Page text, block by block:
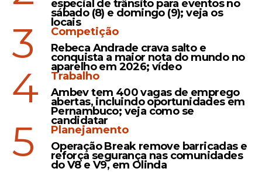
especial de trânsito para eventos no
sábado (8) e domingo (9); veja os
locais
3
Competição
Rebeca Andrade crava salto e
conquista a maior nota do mundo no
aparelho em 2026; vídeo
4
Trabalho
Ambev tem 400 vagas de emprego
abertas, incluindo oportunidades em
Pernambuco; veja como se
candidatar
5
Planejamento
Operação Break remove barricadas e
reforça segurança nas comunidades
do V8 e V9, em Olinda